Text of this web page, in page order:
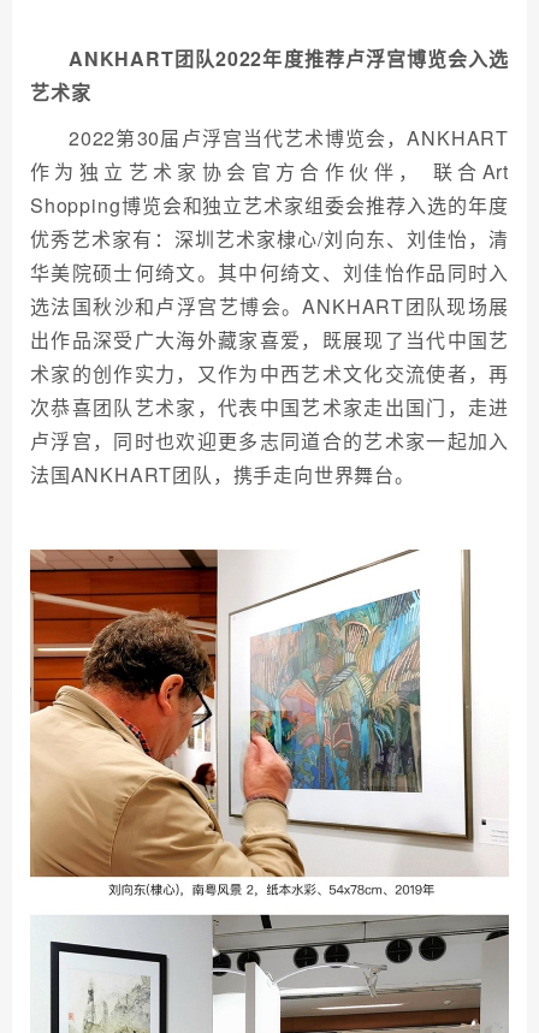
ANKHART团队2022年度推荐卢浮宫博览会入选
艺术家
2022第30届卢浮宫当代艺术博览会，ANKHART
作为独立艺术家协会官方合作伙伴， 联合Art
Shopping博览会和独立艺术家组委会推荐入选的年度
优秀艺术家有：深圳艺术家棣心/刘向东、刘佳怡，清
华美院硕士何绮文。其中何绮文、刘佳怡作品同时入
选法国秋沙和卢浮宫艺博会。ANKHART团队现场展
出作品深受广大海外藏家喜爱，既展现了当代中国艺
术家的创作实力，又作为中西艺术文化交流使者，再
次恭喜团队艺术家，代表中国艺术家走出国门，走进
卢浮宫，同时也欢迎更多志同道合的艺术家一起加入
法国ANKHART团队，携手走向世界舞台。